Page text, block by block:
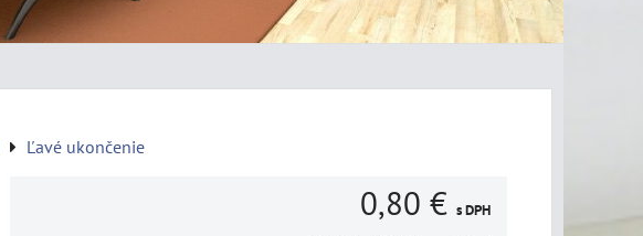
Ľavé ukončenie
0,80 € s DPH